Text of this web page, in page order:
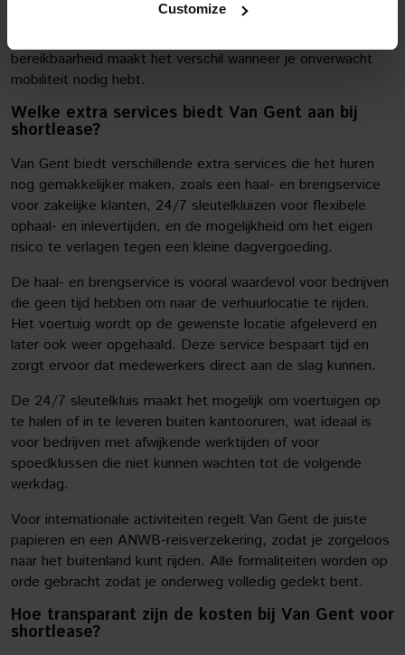
Customize
doorverwijzing naar mobiele nummers kun je ook 's avonds
bereikbaarheid maakt het verschil wanneer je onverwacht
mobiliteit nodig hebt.
Welke extra services biedt Van Gent aan bij
shortlease?
Van Gent biedt verschillende extra services die het huren
nog gemakkelijker maken, zoals een haal- en brengservice
voor zakelijke klanten, 24/7 sleutelkluizen voor flexibele
ophaal- en inlevertijden, en de mogelijkheid om het eigen
risico te verlagen tegen een kleine dagvergoeding.
De haal- en brengservice is vooral waardevol voor bedrijven
die geen tijd hebben om naar de verhuurlocatie te rijden.
Het voertuig wordt op de gewenste locatie afgeleverd en
later ook weer opgehaald. Deze service bespaart tijd en
zorgt ervoor dat medewerkers direct aan de slag kunnen.
De 24/7 sleutelkluis maakt het mogelijk om voertuigen op
te halen of in te leveren buiten kantooruren, wat ideaal is
voor bedrijven met afwijkende werktijden of voor
spoedklussen die niet kunnen wachten tot de volgende
werkdag.
Voor internationale activiteiten regelt Van Gent de juiste
papieren en een ANWB-reisverzekering, zodat je zorgeloos
naar het buitenland kunt rijden. Alle formaliteiten worden op
orde gebracht zodat je onderweg volledig gedekt bent.
Hoe transparant zijn de kosten bij Van Gent voor
shortlease?